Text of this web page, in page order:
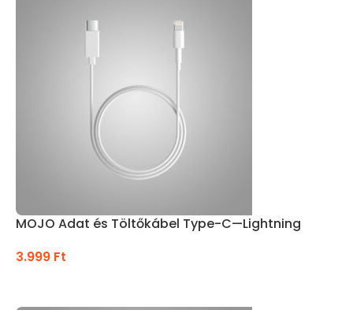
MOJO Adat és Töltőkábel Type-C—Lightning
3.999 Ft